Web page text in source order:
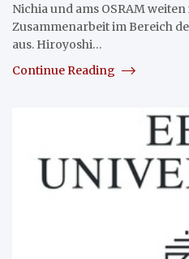
Nichia und ams OSRAM
Zusammenarbeit im Bereich
aus. Hiroyoshi…
Continue Reading